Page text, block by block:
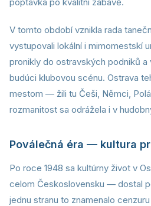
V tomto období vznikla rada
vystupovali lokální i mimomestskí
pronikly do ostravských podniků a
budúci klubovou scénu. Ostrava
mestom — žili tu Češi, Němci,
rozmanitost sa odrážela i v
Poválečná éra — kultura
Po roce 1948 sa kultúrny život v
celom Československu — dostal
jednu stranu to znamenalo